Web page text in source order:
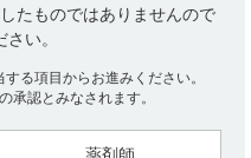
open pack）の状態で保存
性確保のためLPEパックを
パックから取り出すこと。
たものではありませんので
い。
る項目からお進みください。
承認とみなされます。